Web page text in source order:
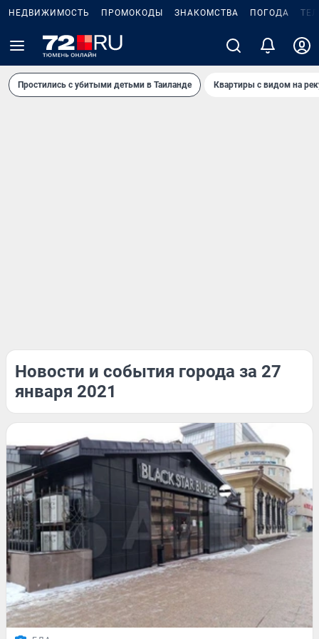
НЕДВИЖИМОСТЬ ПРОМОКОДЫ ЗНАКОМСТВА ПОГОДА
Простились с убитыми детьми в Таиланде Квартиры с видом на
Новости и события города за 27
января 2021